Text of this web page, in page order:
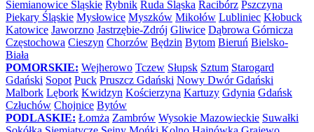
Siemianowice Śląskie Rybnik Ruda Śląska Racibórz Pszczyna
Piekary Śląskie Mysłowice Myszków Mikołów Lubliniec Kłobuck
Katowice Jaworzno Jastrzębie-Zdrój Gliwice Dąbrowa Górnicza
Częstochowa Cieszyn Chorzów Będzin Bytom Bieruń Bielsko-
Biała
POMORSKIE: Wejherowo Tczew Słupsk Sztum Starogard
Gdański Sopot Puck Pruszcz Gdański Nowy Dwór Gdański
Malbork Lębork Kwidzyn Kościerzyna Kartuzy Gdynia Gdańsk
Człuchów Chojnice Bytów
PODLASKIE: Łomża Zambrów Wysokie Mazowieckie Suwałki